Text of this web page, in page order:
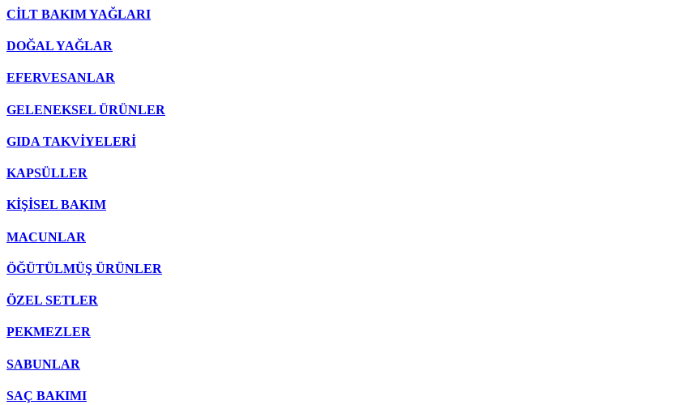
CİLT BAKIM YAĞLARI
DOĞAL YAĞLAR
EFERVESANLAR
GELENEKSEL ÜRÜNLER
GIDA TAKVİYELERİ
KAPSÜLLER
KİŞİSEL BAKIM
MACUNLAR
ÖĞÜTÜLMÜŞ ÜRÜNLER
ÖZEL SETLER
PEKMEZLER
SABUNLAR
SAÇ BAKIMI